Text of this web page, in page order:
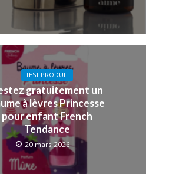
TEST PRODUIT
gratuitement un
à lèvres Princesse
pour enfant French
Tendance
20 mars 2026